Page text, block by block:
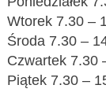
Wtorek 7.30 –
Środa 7.30 –
Czwartek 7.30
Piątek 7.30 –